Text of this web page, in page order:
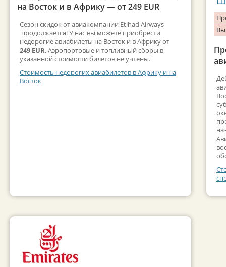
на Восток и в Африку — от 249 EUR
Сезон скидок от авиакомпании Etihad Airways
продолжается! У нас вы можете приобрести
недорогие авиабилеты на Восток и в Африку от
249 EUR. Аэропортовые и топливный сборы в
указанной стоимости билетов не учтены.
Стоимость недорогих авиабилетов в Африку и на
Восток